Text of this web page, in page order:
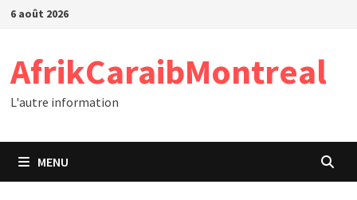
Passer
6 août 2026
AfrikCaraibMontreal
L'autre information
MENU